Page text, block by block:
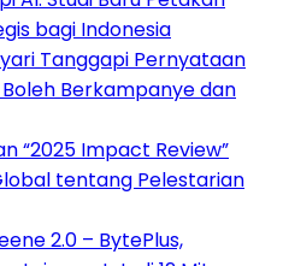
bagi Indonesia
Tanggapi Pernyataan
Berkampanye dan
“2025 Impact Review”
tentang Pelestarian
2.0 – BytePlus,